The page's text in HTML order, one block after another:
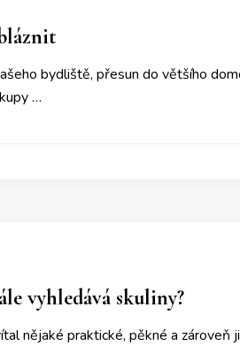
bydliště, přesun do většího
…
vyhledává skuliny?
nějaké praktické, pěkné a